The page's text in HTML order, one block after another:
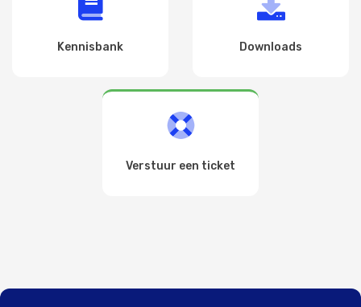
Kennisbank Downloads
Verstuur een ticket